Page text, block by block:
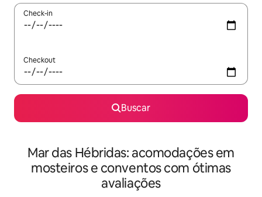
Check-in
Checkout
Buscar
Mar das Hébridas: acomodações em
mosteiros e conventos com ótimas
avaliações